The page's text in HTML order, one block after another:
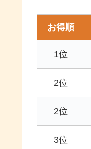
お得順
1位
2位
2位
3位